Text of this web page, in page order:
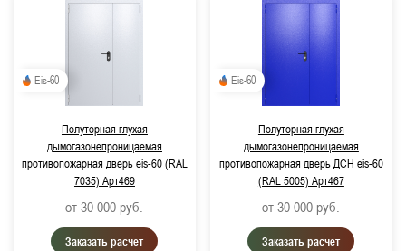
Eis-60
Полуторная глухая
дымогазонепроницаемая
противопожарная дверь eis-60 (RAL
7035) Арт469
от 30 000 руб.
Заказать расчет
Eis-60
Полуторная глухая
дымогазонепроницаемая
противопожарная дверь ДСН eis-60
(RAL 5005) Арт467
от 30 000 руб.
Заказать расчет